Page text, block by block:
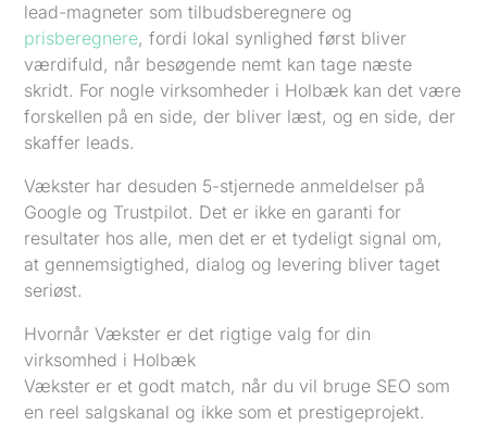
lead-magneter som tilbudsberegnere og
prisberegnere, fordi lokal synlighed først bliver
værdifuld, når besøgende nemt kan tage næste
skridt. For nogle virksomheder i Holbæk kan det være
forskellen på en side, der bliver læst, og en side, der
skaffer leads.
Vækster har desuden 5-stjernede anmeldelser på
Google og Trustpilot. Det er ikke en garanti for
resultater hos alle, men det er et tydeligt signal om,
at gennemsigtighed, dialog og levering bliver taget
seriøst.
Hvornår Vækster er det rigtige valg for din
virksomhed i Holbæk
Vækster er et godt match, når du vil bruge SEO som
en reel salgskanal og ikke som et prestigeprojekt.